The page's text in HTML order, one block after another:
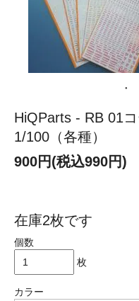
HiQParts - RB 01
1/100（各種）
900円(税込990円)
在庫2枚です
個数
枚
カラー